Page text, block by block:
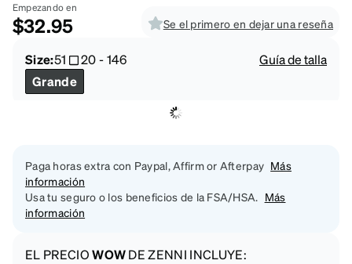
Empezando en
$32.95 Se el primero en dejar una reseña
Size:51 20-146
Guía de talla
Grande
Paga horas extra con Paypal, Affirm or Afterpay Más
información
Usa tu seguro o los beneficios de la FSA/HSA. Más
información
EL PRECIOWOWDE ZENNI INCLUYE: